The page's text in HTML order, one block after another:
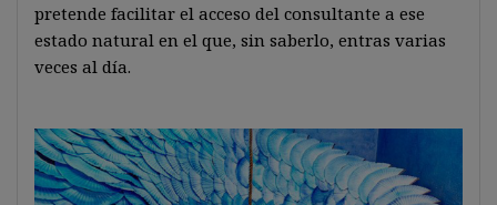
pretende facilitar el acceso del consultante a ese
estado natural en el que, sin saberlo, entras varias
veces al día.